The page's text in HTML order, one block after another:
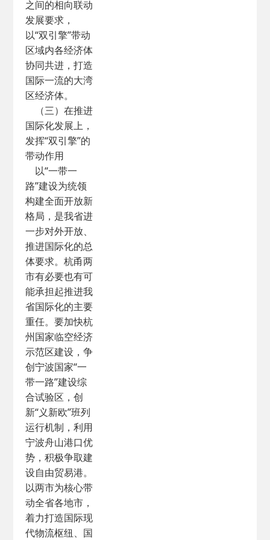
之间的相向联动
发展要求，
以“双引擎”带动
区域内各经济体
协同共进，打造
国际一流的大湾
区经济体。
（三）在推进
国际化发展上，
发挥“双引擎”的
带动作用
以“一带一
路”建设为统领
构建全面开放新
格局，是我省进
一步对外开放、
推进国际化的总
体要求。杭甬两
市有必要也有可
能承担起推进我
省国际化的主要
重任。要加快杭
州国家临空经济
示范区建设，争
创宁波国家“一
带一路”建设综
合试验区，创
新“义新欧”班列
运行机制，利用
宁波舟山港口优
势，积极争取建
设自由贸易港。
以两市为核心带
动全省各地市，
着力打造国际现
代物流枢纽、国